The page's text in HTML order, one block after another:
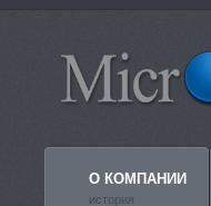
О КОМПАНИИ
история